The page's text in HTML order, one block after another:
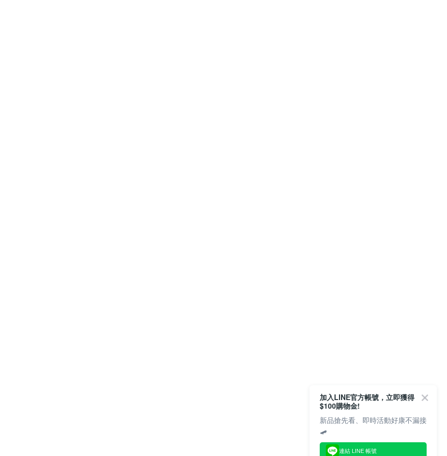
加入LINE官方帳號，立即獲得
$100購物金!
新品搶先看、即時活動好康不漏接
🛹
連結 LINE 帳號